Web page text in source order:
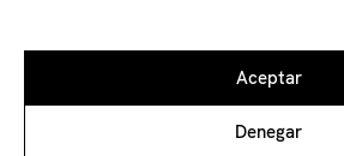
Aceptar
Denegar